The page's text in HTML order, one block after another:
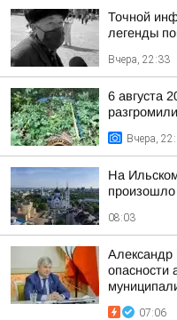
Точной
легенды
Вчера, 22:33
6 августа
Вчера,
На
произошло
08:03
Александр
опасности
07:06